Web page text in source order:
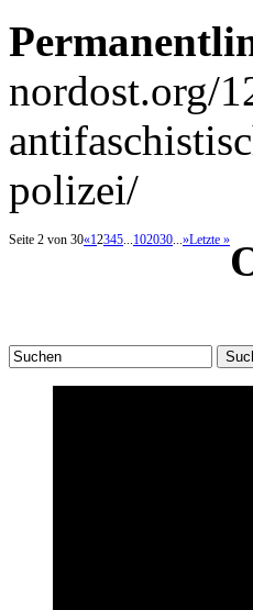
nordost.org/
polizei/
Seite 2 von 30«12345...102030...»Letzte »